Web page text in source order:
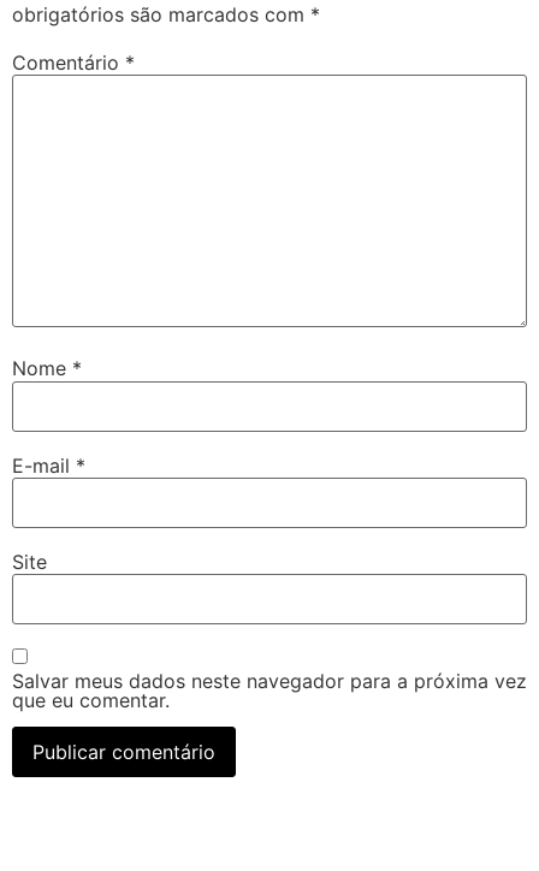
obrigatórios são marcados com *
Comentário *
Nome *
E-mail *
Site
Salvar meus dados neste navegador para a próxima vez
que eu comentar.